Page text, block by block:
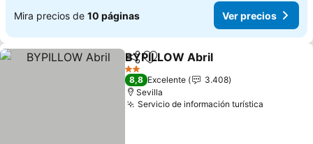
Mira precios de 10 páginas Ver precios
CompartirAgregar a favoritos
BYPILLOW Abril
2 Estrellas
8,8 Excelente
3.408
Sevilla
Servicio de información turística